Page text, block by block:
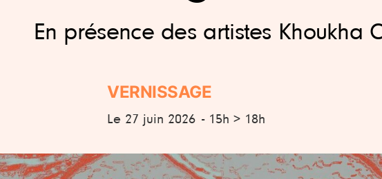
En présence des artistes Khoukha
VERNISSAGE
Le 27 juin 2026 - 15h > 18h